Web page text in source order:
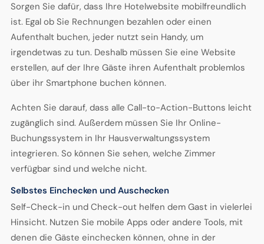
Sorgen Sie dafür, dass Ihre Hotelwebsite mobilfreundlich
ist. Egal ob Sie Rechnungen bezahlen oder einen
Aufenthalt buchen, jeder nutzt sein Handy, um
irgendetwas zu tun. Deshalb müssen Sie eine Website
erstellen, auf der Ihre Gäste ihren Aufenthalt problemlos
über ihr Smartphone buchen können.
Achten Sie darauf, dass alle Call-to-Action-Buttons leicht
zugänglich sind. Außerdem müssen Sie Ihr Online-
Buchungssystem in Ihr Hausverwaltungssystem
integrieren. So können Sie sehen, welche Zimmer
verfügbar sind und welche nicht.
Selbstes Einchecken und Auschecken
Self-Check-in und Check-out helfen dem Gast in vielerlei
Hinsicht. Nutzen Sie mobile Apps oder andere Tools, mit
denen die Gäste einchecken können, ohne in der